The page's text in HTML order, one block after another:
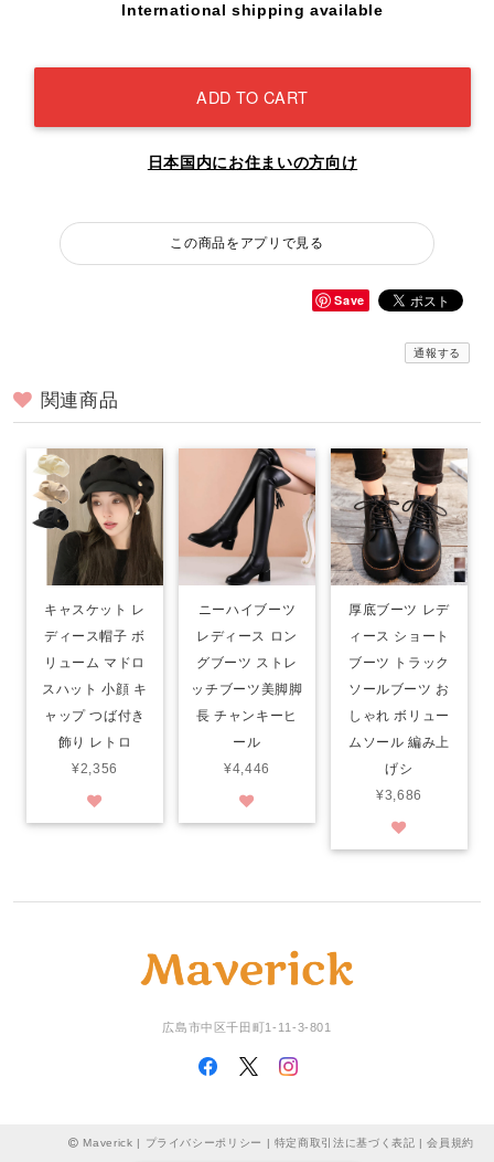
International shipping available
ADD TO CART
日本国内にお住まいの方向け
この商品をアプリで見る
Save
通報する
関連商品
キャスケット レ
ディース帽子 ボ
リューム マドロ
スハット 小顔 キ
ャップ つば付き
飾り レトロ
¥2,356
ニーハイブーツ
レディース ロン
グブーツ ストレ
ッチブーツ美脚脚
長 チャンキーヒ
ール
¥4,446
厚底ブーツ レデ
ィース ショート
ブーツ トラック
ソールブーツ お
しゃれ ボリュー
ムソール 編み上
げシ
¥3,686
広島市中区千田町1-11-3-801
Maverick | プライバシーポリシー | 特定商取引法に基づく表記 |会員規約